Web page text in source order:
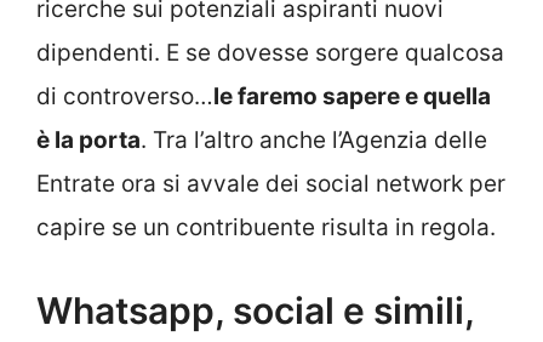
ricerche sui potenziali aspiranti nuovi
dipendenti. E se dovesse sorgere qualcosa
di controverso…le faremo sapere e quella
è la porta. Tra l’altro anche l’Agenzia delle
Entrate ora si avvale dei social network per
capire se un contribuente risulta in regola.
Whatsapp, social e simili,